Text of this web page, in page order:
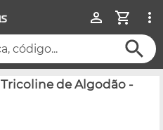
código...
de Algodão -